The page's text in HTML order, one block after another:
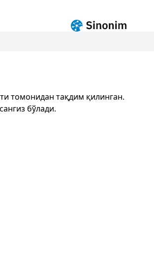
томонидан тақдим қилинган.
бўлади.